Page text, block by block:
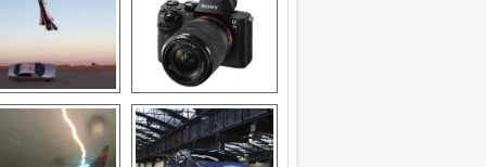
Savaş uçağı
pilotundan
muhteşem gösteri
Sony Alpha 7R II ön
inceleme